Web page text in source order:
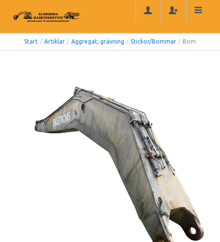
Start / Artiklar / Aggregat, grävning / Stickor/Bommar / Bom